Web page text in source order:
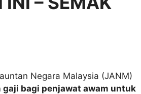
Negara Malaysia (JANM)
bagi penjawat awam untuk